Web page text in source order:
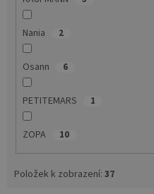
Nania 2
Osann 6
PETITEMARS 1
ZOPA 10
Položek k zobrazení: 37